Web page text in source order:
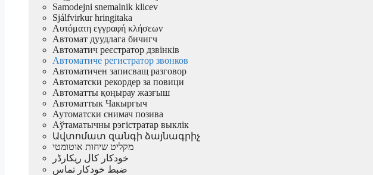
Samodejni snemalnik klicev
Sjálfvirkur hringitaka
Αυτόματη εγγραφή κλήσεων
Автомат дуудлага бичигч
Автоматич реєстратор дзвінків
Автоматиче регистратор звонков
Автоматичен записващ разговор
Автоматски рекордер за повици
Автоматты қоңырау жазғыш
Автоматтык Чакыргыч
Аутоматски снимач позива
Аўтаматычны рэгістратар выклік
Ավտոմատ զանգի ձայնագրիչ
מקליט שיחות אוטומטי
خودکار کال ریکارڈر
ضبط خودکار تماس